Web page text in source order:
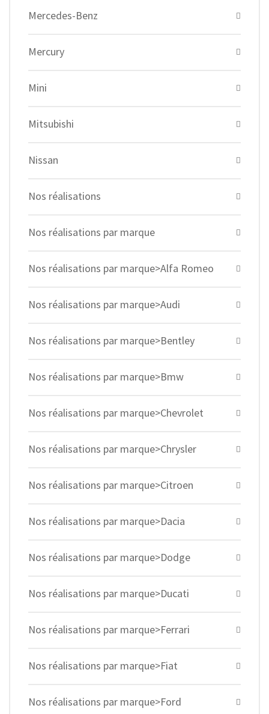
Mercedes-Benz
Mercury
Mini
Mitsubishi
Nissan
Nos réalisations
Nos réalisations par marque
Nos réalisations par marque>Alfa Romeo
Nos réalisations par marque>Audi
Nos réalisations par marque>Bentley
Nos réalisations par marque>Bmw
Nos réalisations par marque>Chevrolet
Nos réalisations par marque>Chrysler
Nos réalisations par marque>Citroen
Nos réalisations par marque>Dacia
Nos réalisations par marque>Dodge
Nos réalisations par marque>Ducati
Nos réalisations par marque>Ferrari
Nos réalisations par marque>Fiat
Nos réalisations par marque>Ford